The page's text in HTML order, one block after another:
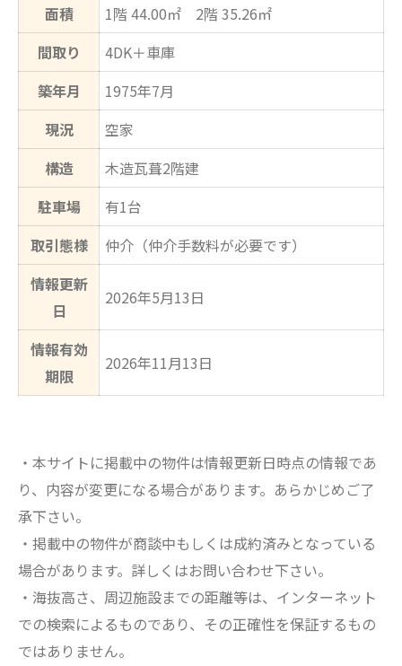
面積
1階 44.00㎡ 2階 35.26㎡
間取り
4DK＋車庫
築年月
1975年7月
現況
空家
構造
木造瓦葺2階建
駐車場
有1台
取引態様
仲介（仲介手数料が必要です）
情報更新
日
2026年5月13日
情報有効
期限
2026年11月13日
・本サイトに掲載中の物件は情報更新日時点の情報であ
り、内容が変更になる場合があります。あらかじめご了
承下さい。
・掲載中の物件が商談中もしくは成約済みとなっている
場合があります。詳しくはお問い合わせ下さい。
・海抜高さ、周辺施設までの距離等は、インターネット
での検索によるものであり、その正確性を保証するもの
ではありません。